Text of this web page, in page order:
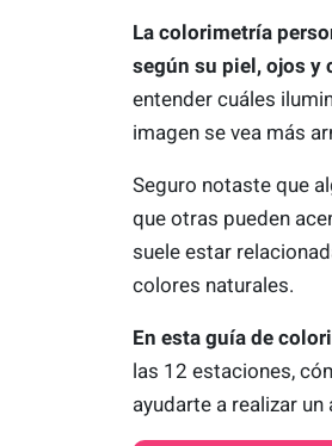
La colorimetría
según su piel, ojos y
entender cuáles
imagen se vea más
Seguro notaste que
que otras pueden
suele estar
colores naturales.
En esta guía de
las 12 estaciones,
ayudarte a realizar